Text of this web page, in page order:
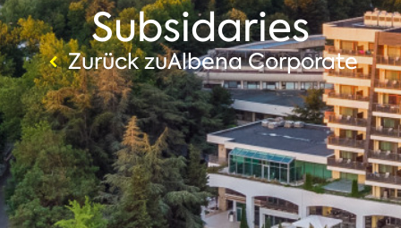
Subsidaries
Zurück zuAlbena Corporate